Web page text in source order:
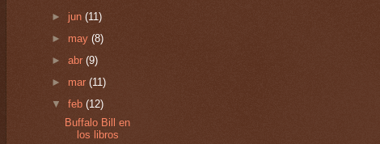
► jun(11)
► may(8)
►abr(9)
► mar(11)
▼feb(12)
Buffalo Bill en
los libros